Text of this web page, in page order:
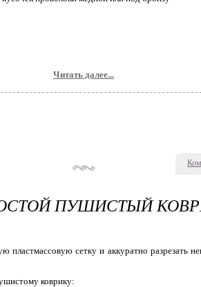
Читать далее...
ПУШИСТЫЙ
сетку и аккуратно разрезать
коврику: